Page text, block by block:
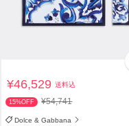
¥46,529送料込
15%OFF ¥54,741
Dolce & Gabbana